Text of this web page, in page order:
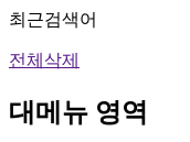
최근검색어
전체삭제
대메뉴 영역